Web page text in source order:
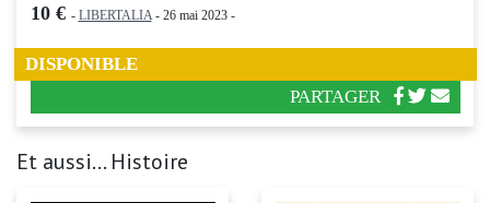
10 € - LIBERTALIA- 26 mai 2023 -
DISPONIBLE
PARTAGER
Et aussi... Histoire